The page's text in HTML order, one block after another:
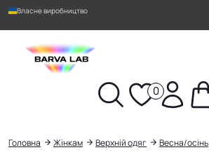
Власне виробництво
0
Пошук
Головна Жінкам Верхній одяг Весна/осінь